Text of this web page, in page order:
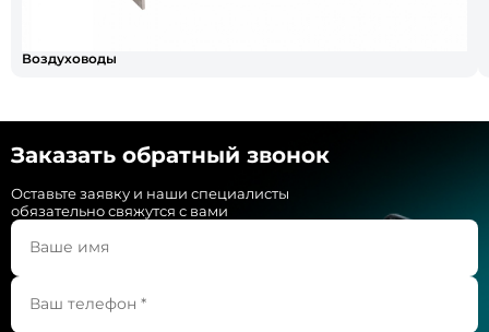
Воздуховоды
Заказать обратный звонок
Оставьте заявку и наши специалисты
обязательно свяжутся с вами